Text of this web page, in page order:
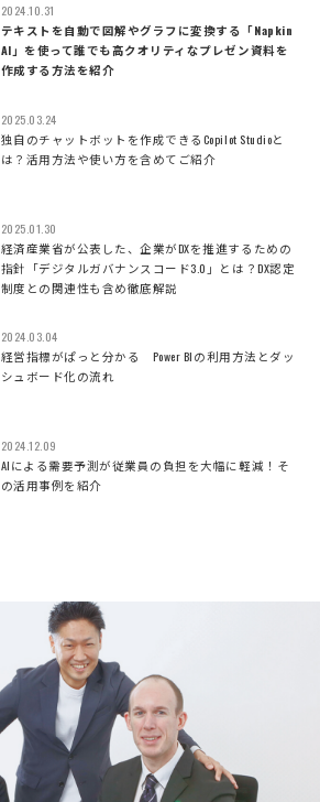
2024.10.31
テキストを自動で図解やグラフに変換する「Napkin
AI」を使って誰でも高クオリティなプレゼン資料を
作成する方法を紹介
2025.03.24
独自のチャットボットを作成できるCopilot Studioと
は？活用方法や使い方を含めてご紹介
2025.01.30
経済産業省が公表した、企業がDXを推進するための
指針「デジタルガバナンスコード3.0」とは？DX認定
制度との関連性も含め徹底解説
2024.03.04
経営指標がぱっと分かる Power BIの利用方法とダッ
シュボード化の流れ
2024.12.09
AIによる需要予測が従業員の負担を大幅に軽減！そ
の活用事例を紹介